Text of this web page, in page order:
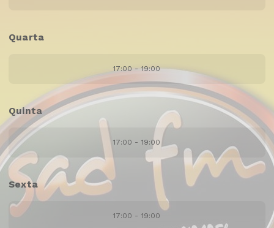
Quarta
17:00 - 19:00
Quinta
17:00 - 19:00
Sexta
17:00 - 19:00